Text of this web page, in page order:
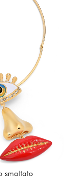
smaltato